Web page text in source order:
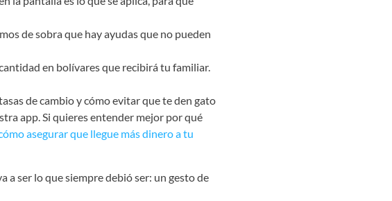
de sobra que hay ayudas que no pueden
en bolívares que recibirá tu familiar.
de cambio y cómo evitar que te den gato
app. Si quieres entender mejor por qué
asegurar que llegue más dinero a tu
a ser lo que siempre debió ser: un gesto de